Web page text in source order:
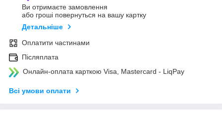
Ви отримаєте замовлення
або гроші повернуться на вашу картку
Детальніше
Оплатити частинами
Післяплата
Онлайн-оплата карткою Visa, Mastercard - LiqPay
Всі умови оплати